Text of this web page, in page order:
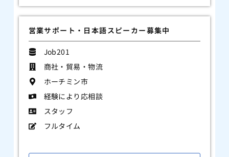
営業サポート・日本語スピーカー募集中
Job201
商社・貿易・物流
ホーチミン市
経験により応相談
スタッフ
フルタイム